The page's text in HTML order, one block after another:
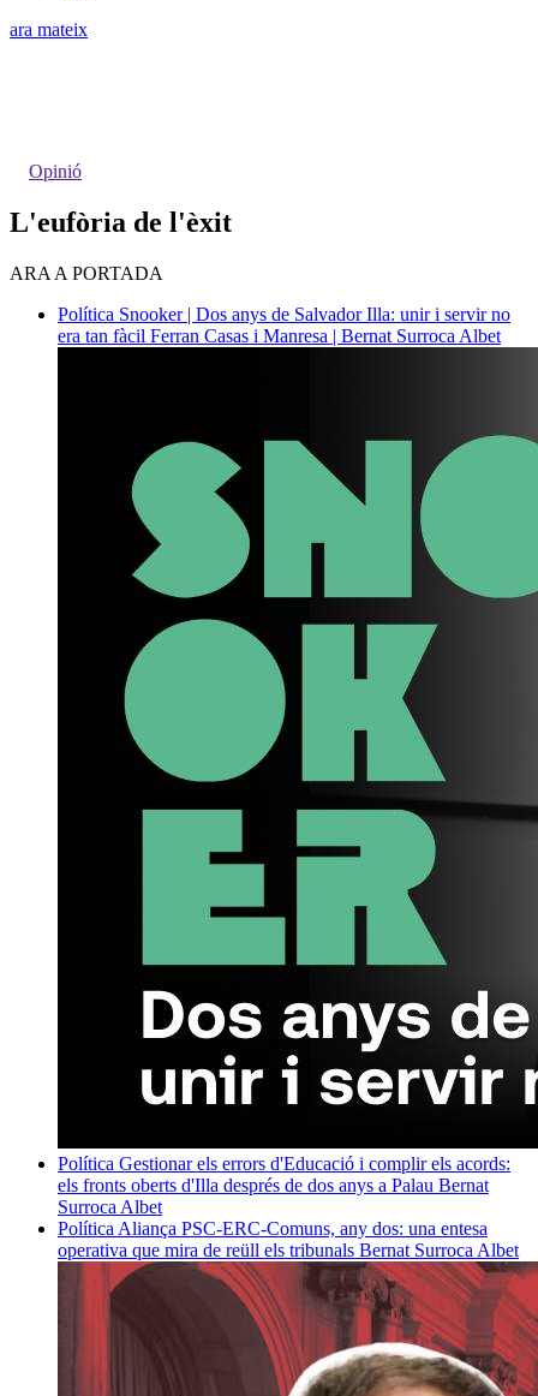
ara mateix
Opinió
L'eufòria de l'èxit
ARA A PORTADA
Política Snooker | Dos anys de Salvador Illa: unir i servir no
era tan fàcil Ferran Casas i Manresa | Bernat Surroca Albet
Política Gestionar els errors d'Educació i complir els acords:
els fronts oberts d'Illa després de dos anys a Palau Bernat
Surroca Albet
Política Aliança PSC-ERC-Comuns, any dos: una entesa
operativa que mira de reüll els tribunals Bernat Surroca Albet